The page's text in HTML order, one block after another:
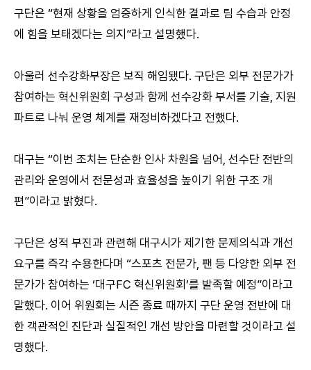
구단은 “현재 상황을 엄중하게 인식한 결과로 팀 수습과 안정
에 힘을 보태겠다는 의지”라고 설명했다.
아울러 선수강화부장은 보직 해임됐다. 구단은 외부 전문가가
참여하는 혁신위원회 구성과 함께 선수강화 부서를 기술, 지원
파트로 나눠 운영 체계를 재정비하겠다고 전했다.
대구는 “이번 조치는 단순한 인사 차원을 넘어, 선수단 전반의
관리와 운영에서 전문성과 효율성을 높이기 위한 구조 개
편”이라고 밝혔다.
구단은 성적 부진과 관련해 대구시가 제기한 문제의식과 개선
요구를 즉각 수용한다며 “스포츠 전문가, 팬 등 다양한 외부 전
문가가 참여하는 ‘대구FC 혁신위원회’를 발족할 예정”이라고
말했다. 이어 위원회는 시즌 종료 때까지 구단 운영 전반에 대
한 객관적인 진단과 실질적인 개선 방안을 마련할 것이라고 설
명했다.